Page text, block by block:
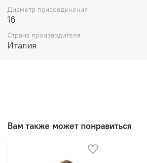
Диаметр присоединения
16
Страна производителя
Италия
Вам также может понравиться